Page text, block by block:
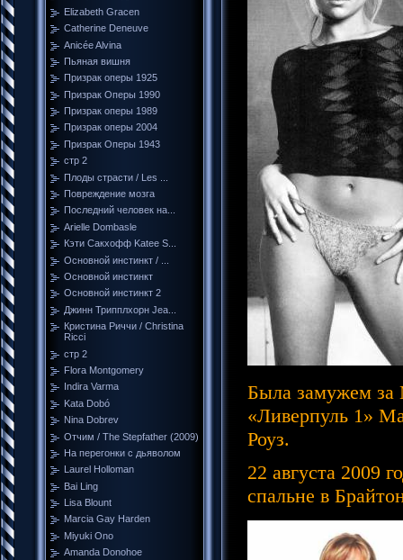
Elizabeth Gracen
Catherine Deneuve
Anicée Alvina
Пьяная вишня
Призрак оперы 1925
Призрак Оперы 1990
Призрак оперы 1989
Призрак оперы 2004
Призрак Оперы 1943
стр 2
Плоды страсти / Les ...
Повреждение мозга
Последний человек на...
Arielle Dombasle
Кэти Сакхофф Katee S...
Основной инстинкт / ...
Основной инстинкт
Основной инстинкт 2
Джинн Трипплхорн Jea...
Кристина Риччи / Christina
Ricci
стр 2
Flora Montgomery
Indira Varma
Kata Dobó
Nina Dobrev
Отчим / The Stepfather (2009)
На перегонки с дьяволом
Laurel Holloman
Bai Ling
Lisa Blount
Marcia Gay Harden
Miyuki Ono
Amanda Donohoe
Была замужем за
«Ливерпуль 1»
Роуз.
22 августа 2009
спальне в